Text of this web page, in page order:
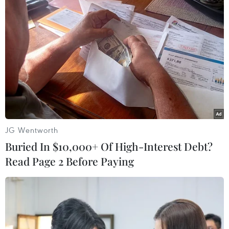
Phát biểu trong một chuyến thăm thực tế tới
bệnh viện San Isidro Labrador, nơi được dành
riêng để điều trị các bệnh nhân nhiễm COVID-
19 tại thủ đô Lima, Tổng thống Peru Martin
Vizcarra thông báo chính phủ nước này sẽ nỗ
lực xét nghiệm 12.000 mẫu bệnh phẩm mỗi
ngày, theo khuyến nghị của các chuyên gia y tế,
để có thể kiểm soát được sự lây lan của virus
corona chủng mới.
Peru là quốc gia đầu tiên tại Mỹ Latinh tuyên bố
lệnh cách ly bắt buộc đối với toàn dân cũng như
đóng cửa toàn bộ đường biên giới từ ngày 16/3
và kéo dài lệnh này tới ngày 26/4. Ngoài ra,
chính quyền Lima cũng ban bố lệnh giới
JG Wentworth
Buried In $10,000+ Of High-Interest Debt?
Read Page 2 Before Paying